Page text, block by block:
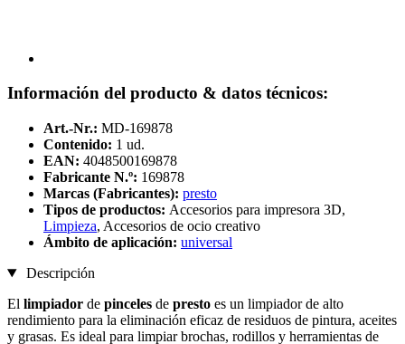
Información del producto & datos técnicos:
Art.-Nr.: MD-169878
Contenido: 1 ud.
EAN: 4048500169878
Fabricante N.º: 169878
Marcas (Fabricantes): presto
Tipos de productos: Accesorios para impresora 3D,
Limpieza, Accesorios de ocio creativo
Ámbito de aplicación: universal
Descripción
El limpiador de pinceles de presto es un limpiador de alto
rendimiento para la eliminación eficaz de residuos de pintura, aceites
y grasas. Es ideal para limpiar brochas, rodillos y herramientas de